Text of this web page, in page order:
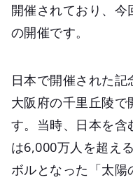
開催されており、今
の開催です。
日本で開催された
大阪府の千里丘陵
す。当時、日本を含
は6,000万人を超え
ボルとなった「太陽